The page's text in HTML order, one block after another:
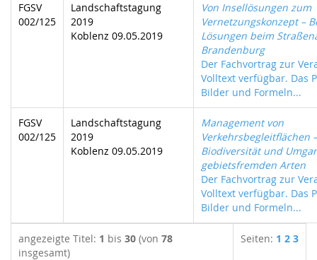
FGSV
002/125
Landschaftstagung
2019
Koblenz 09.05.2019
Von Insellösungen zum
Vernetzungskonzept –
Lösungen beim
Brandenburg
Der Fachvortrag zur
Volltext verfügbar. Das
Bilder und Formeln...
FGSV
002/125
Landschaftstagung
2019
Koblenz 09.05.2019
Management von
Verkehrsbegleitflächen
Biodiversität und
gebietsfremden Arten
Der Fachvortrag zur
Volltext verfügbar. Das
Bilder und Formeln...
angezeigte Titel: 1 bis 30 (von 78
insgesamt)
Seiten: 1 2 3